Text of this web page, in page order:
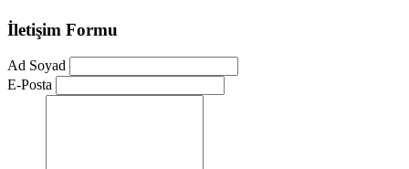
İletişim Formu
Ad Soyad
E-Posta